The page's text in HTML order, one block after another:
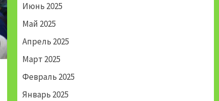
Июнь 2025
Май 2025
Апрель 2025
Март 2025
Февраль 2025
Январь 2025